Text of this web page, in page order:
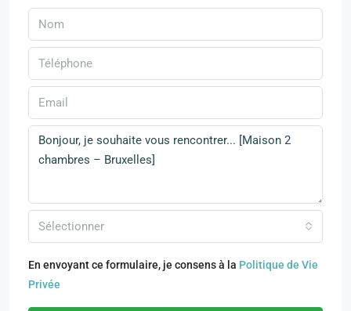
Sélectionner
En envoyant ce formulaire, je consens à la Politique de Vie
Privée